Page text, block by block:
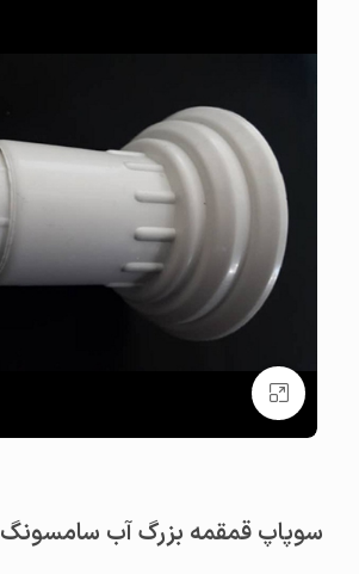
بزرگنمایی تصویر
سوپاپ قمقمه بزرگ آب سامسونگ